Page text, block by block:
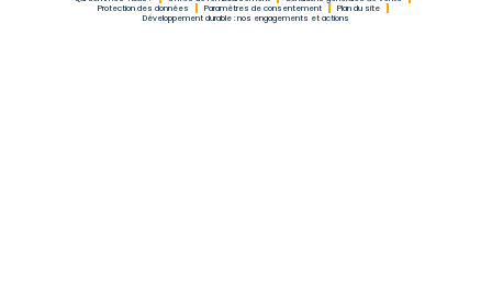
Protection des données
Paramètres de consentement
Plan du site
Développement durable : nos engagements et actions